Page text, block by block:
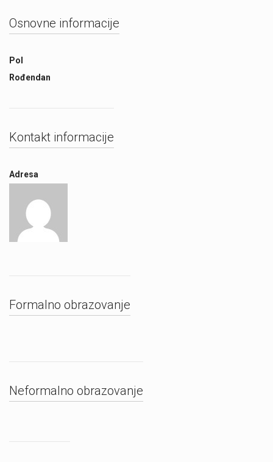
Osnovne informacije
Pol
Rođendan
Kontakt informacije
Adresa
Formalno obrazovanje
Neformalno obrazovanje